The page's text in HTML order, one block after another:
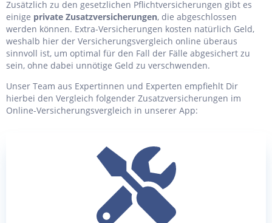
Zusätzlich zu den gesetzlichen Pflichtversicherungen gibt es
einige private Zusatzversicherungen, die abgeschlossen
werden können. Extra-Versicherungen kosten natürlich Geld,
weshalb hier der Versicherungsvergleich online überaus
sinnvoll ist, um optimal für den Fall der Fälle abgesichert zu
sein, ohne dabei unnötige Geld zu verschwenden.
Unser Team aus Expertinnen und Experten empfiehlt Dir
hierbei den Vergleich folgender Zusatzversicherungen im
Online-Versicherungsvergleich in unserer App: